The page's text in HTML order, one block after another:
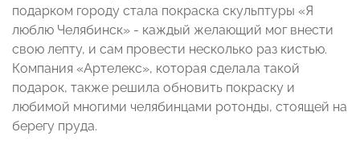
подарком городу стала покраска скульптуры «Я
люблю Челябинск» - каждый желающий мог внести
свою лепту, и сам провести несколько раз кистью.
Компания «Артелекс», которая сделала такой
подарок, также решила обновить покраску и
любимой многими челябинцами ротонды, стоящей на
берегу пруда.